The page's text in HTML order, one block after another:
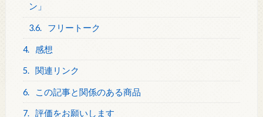
ン」
3.6. フリートーク
4. 感想
5. 関連リンク
6. この記事と関係のある商品
7. 評価をお願いします